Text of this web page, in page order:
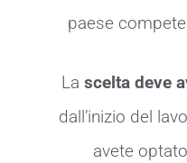
paese
La scelta deve
dall’inizio del
avete